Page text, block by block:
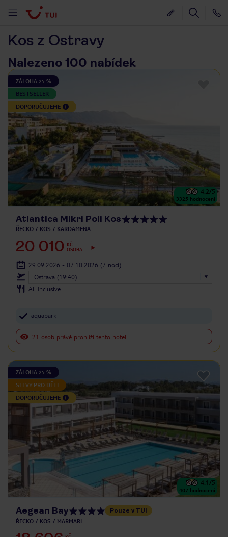
Kos z Ostravy
Nalezeno 100 nabídek
ZÁLOHA 25 %
BESTSELLER
DOPORUČUJEME
4.2/5
3325 hodnocení
Atlantica Mikri Poli Kos
ŘECKO KOS KARDAMENA
20 010
KČ
OSOBA
29.09.2026 - 07.10.2026 (7 nocí)
Ostrava (19:40)
All Inclusive
aquapark
21 osob právě prohlíží tento hotel
ZÁLOHA 25 %
SLEVY PRO DĚTI
DOPORUČUJEME
4.1/5
407 hodnocení
Aegean Bay Pouze v TUI
ŘECKO KOS MARMARI